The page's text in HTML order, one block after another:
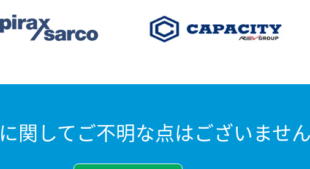
関してご不明な点はございませ